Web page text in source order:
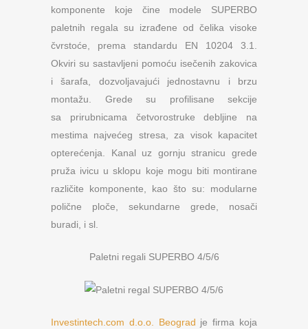
komponente koje čine modele SUPERBO
paletnih regala su izrađene od čelika visoke
čvrstoće, prema standardu EN 10204 3.1.
Okviri su sastavljeni pomoću isečenih zakovica
i šarafa, dozvoljavajući jednostavnu i brzu
montažu. Grede su profilisane sekcije
sa prirubnicama četvorostruke debljine na
mestima najvećeg stresa, za visok kapacitet
opterećenja. Kanal uz gornju stranicu grede
pruža ivicu u sklopu koje mogu biti montirane
različite komponente, kao što su: modularne
polične ploče, sekundarne grede, nosači
buradi, i sl.
Paletni regali SUPERBO 4/5/6
Investintech.com d.o.o. Beograd je firma koja